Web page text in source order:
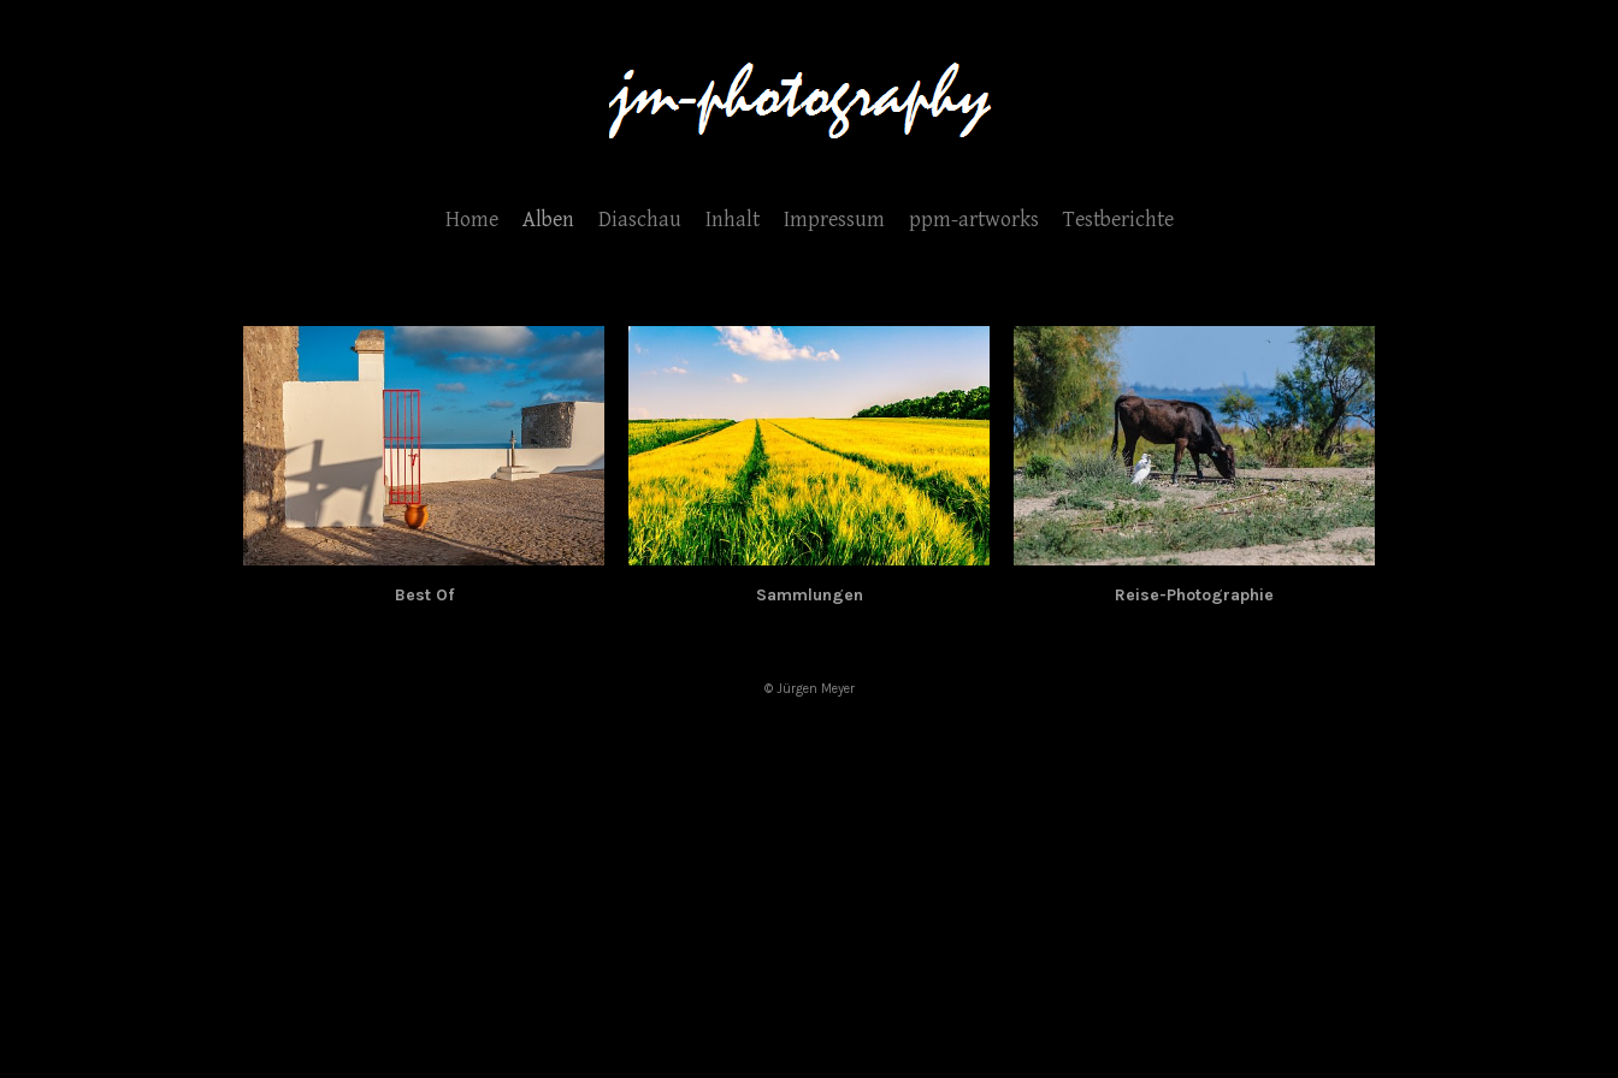
Home Alben Diaschau Inhalt Impressum ppm-artworks Testberichte
Best Of Sammlungen Reise-Photographie
© Jürgen Meyer